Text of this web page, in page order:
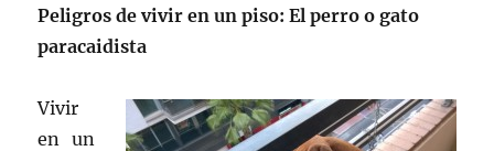
Peligros de vivir en un piso: El perro o gato
paracaidista
Vivir
en un